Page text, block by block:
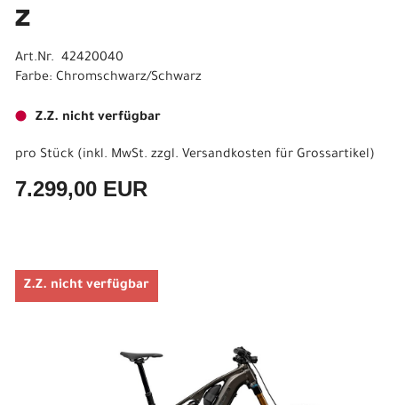
z
Art.Nr. 42420040
Farbe: Chromschwarz/Schwarz
Z.Z. nicht verfügbar
pro Stück (inkl. MwSt. zzgl. Versandkosten für Grossartikel)
7.299,00 EUR
Z.Z. nicht verfügbar